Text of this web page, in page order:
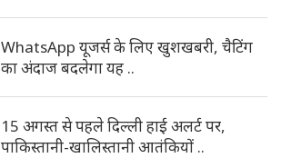
WhatsApp यूजर्स के लिए खुशखबरी, चैटिंग
का अंदाज बदलेगा यह ..
15 अगस्त से पहले दिल्ली हाई अलर्ट पर,
पाकिस्तानी-खालिस्तानी आतंकियों ..